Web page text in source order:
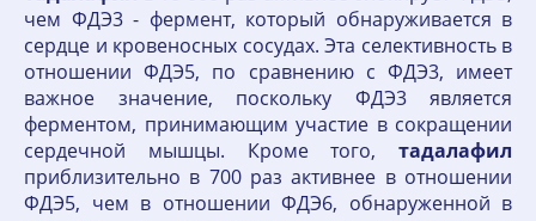
чем ФДЭ3 - фермент, который обнаруживается в
сердце и кровеносных сосудах. Эта селективность в
отношении ФДЭ5, по сравнению с ФДЭ3, имеет
важное значение, поскольку ФДЭ3 является
ферментом, принимающим участие в сокращении
сердечной мышцы. Кроме того, тадалафил
приблизительно в 700 раз активнее в отношении
ФДЭ5, чем в отношении ФДЭ6, обнаруженной в